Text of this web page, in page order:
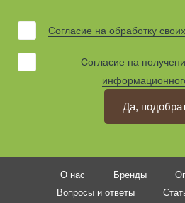
Согласие на обработку
Согласие на
Да,
О нас Бренды
Вопросы и ответы